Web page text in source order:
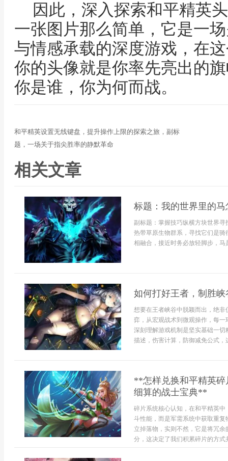
因此，深入探索和平精英
一张图片那么简单，它是一
与情感承载的深度游戏，在
你的头像就是你率先亮出的
你是谁，你为何而战。
和平精英设置无线键盘，提升操作上限的探索之旅，副标
题，一场关于指尖胜率的静默革命
相关文章
标题：我的世界里的
副标题：掌握技巧纵横方块世界
热带草原生物群系，寻找它们是
相融合，接近时务必放轻脚步，马
如何打好王者，制胜
想要在王者峡谷中脱颖而出，绝
弈，从宏观战术到微观操作，每
深刻理解游戏机制是坚实基础一
描述，伤害计算，防御减免公式，
**怎样兑换和平精英
细算的战士宝典**
碎片系统核心认知，在和平精英
斗性能，而是军需系统中获取重
立掉落物，实则不然，它是将冗
分，这决定了我们积累碎片的方式